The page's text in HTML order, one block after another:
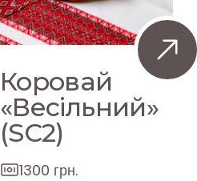
Коровай
«Весільний»
(SC2)
1300 грн.